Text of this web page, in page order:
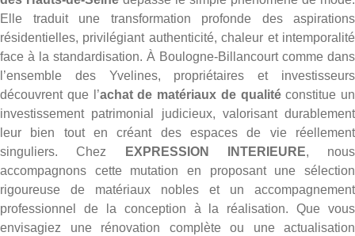
Elle traduit une transformation profonde des aspirations
résidentielles, privilégiant authenticité, chaleur et intemporalité
face à la standardisation. À Boulogne-Billancourt comme dans
l’ensemble des Yvelines, propriétaires et investisseurs
découvrent que l’achat de matériaux de qualitéconstitue un
investissement patrimonial judicieux, valorisant durablement
leur bien tout en créant des espaces de vie réellement
singuliers. Chez
EXPRESSION INTERIEURE, nous
accompagnons cette mutation en proposant une sélection
rigoureuse de matériaux nobles et un accompagnement
professionnel de la conception à la réalisation. Que vous
envisagiez une rénovation complète ou une actualisation